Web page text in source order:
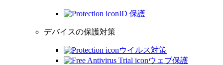
ID 保護
デバイスの保護対策
ウイルス対策
ウェブ保護